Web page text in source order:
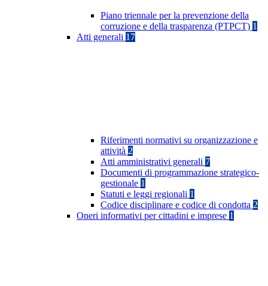
Piano triennale per la prevenzione della
corruzione e della trasparenza (PTPCT) 1
Atti generali 17
Riferimenti normativi su organizzazione e
attività 2
Atti amministrativi generali 7
Documenti di programmazione strategico-
gestionale 1
Statuti e leggi regionali 1
Codice disciplinare e codice di condotta 2
Oneri informativi per cittadini e imprese 1